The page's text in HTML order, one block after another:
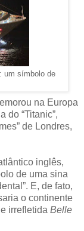
um símbolo de
na Europa
do “Titanic”,
de Londres,
inglês,
de uma sina
E, de fato,
o continente
irrefletida Belle